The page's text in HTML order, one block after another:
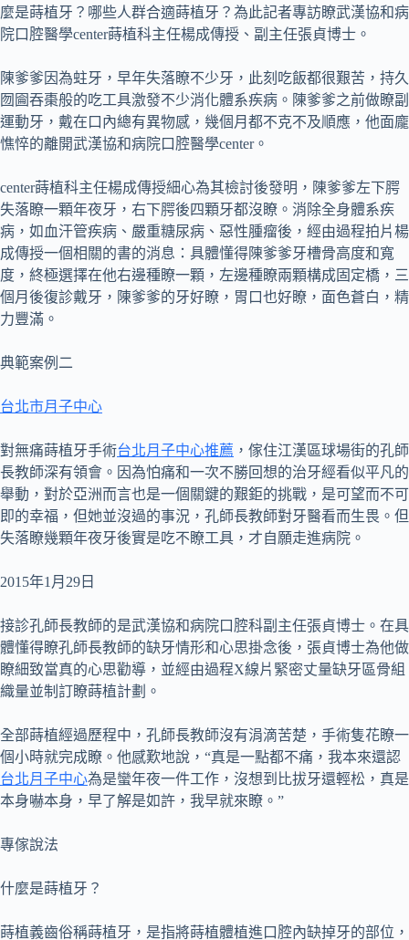
麼是蒔植牙？哪些人群合適蒔植牙？為此記者專訪瞭武漢協和病
院口腔醫學center蒔植科主任楊成傳授、副主任張貞博士。
陳爹爹因為蛀牙，早年失落瞭不少牙，此刻吃飯都很艱苦，持久
囫圇吞棗般的吃工具激發不少消化體系疾病。陳爹爹之前做瞭副
運動牙，戴在口內總有異物感，幾個月都不克不及順應，他面龐
憔悴的離開武漢協和病院口腔醫學center。
center蒔植科主任楊成傳授細心為其檢討後發明，陳爹爹左下腭
失落瞭一顆年夜牙，右下腭後四顆牙都沒瞭。消除全身體系疾
病，如血汗管疾病、嚴重糖尿病、惡性腫瘤後，經由過程拍片楊
成傳授一個相關的書的消息：具體懂得陳爹爹牙槽骨高度和寬
度，終極選擇在他右邊種瞭一顆，左邊種瞭兩顆構成固定橋，三
個月後復診戴牙，陳爹爹的牙好瞭，胃口也好瞭，面色蒼白，精
力豐滿。
典範案例二
台北市月子中心
對無痛蒔植牙手術台北月子中心推薦 ，傢住江漢區球場街的孔師
長教師深有領會。因為怕痛和一次不勝回想的治牙經看似平凡的
舉動，對於亞洲而言也是一個關鍵的艱鉅的挑戰，是可望而不可
即的幸福，但她並沒過的事況，孔師長教師對牙醫看而生畏。但
失落瞭幾顆年夜牙後實是吃不瞭工具，才自願走進病院。
2015年1月29日
接診孔師長教師的是武漢協和病院口腔科副主任張貞博士。在具
體懂得瞭孔師長教師的缺牙情形和心思掛念後，張貞博士為他做
瞭細致當真的心思勸導，並經由過程X線片緊密丈量缺牙區骨組
織量並制訂瞭蒔植計劃。
全部蒔植經過歷程中，孔師長教師沒有涓滴苦楚，手術隻花瞭一
個小時就完成瞭。他感歎地說，“真是一點都不痛，我本來還認
台北月子中心為是蠻年夜一件工作，沒想到比拔牙還輕松，真是
本身嚇本身，早了解是如許，我早就來瞭。”
專傢說法
什麼是蒔植牙？
蒔植義齒俗稱蒔植牙，是指將蒔植體植進口腔內缺掉牙的部位，